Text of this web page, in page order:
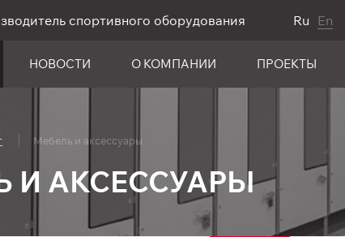
спортивного оборудования Ru En
НОВОСТИ О КОМПАНИИ ПРОЕКТЫ
Мебель и аксессуары
И АКСЕССУАРЫ